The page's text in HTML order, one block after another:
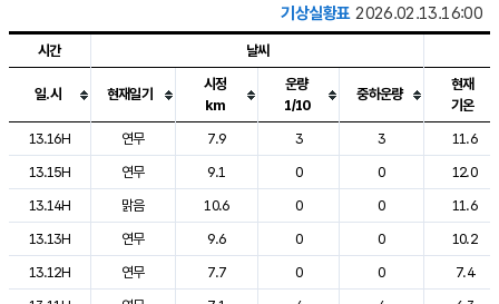
기상실황표 2026.02.13.16:00
도시별 기상실황표로 지점, 날씨, 기온, 강수, 바람, 기압등을 안내한 표입
시간 날씨
일.시 현재일기
시정
km
운량
1/10
중하운량
현재
기온
13.16H
연무 7.9 3 3
11.6
13.15H
연무 9.1 0 0
12.0
13.14H
맑음 10.6 0 0
11.6
13.13H
연무 9.6 0 0
10.2
13.12H
연무 7.7 0 0
7.4